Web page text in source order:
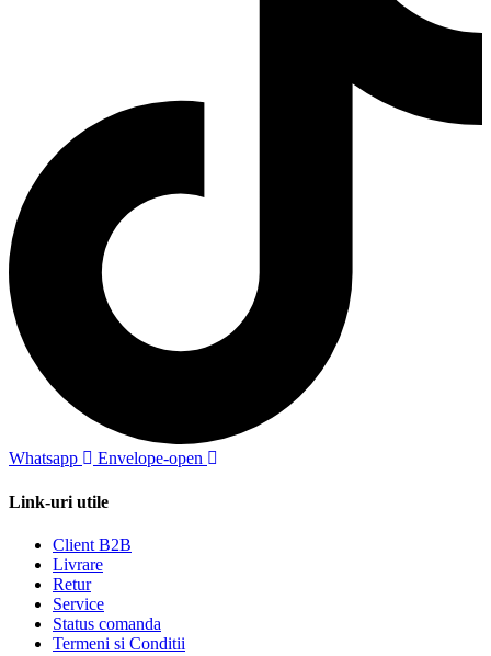
Whatsapp Envelope-open
Link-uri utile
Client B2B
Livrare
Retur
Service
Status comanda
Termeni si Conditii